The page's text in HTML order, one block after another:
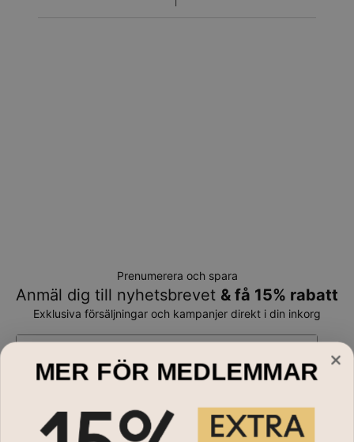
Prenumerera och spara
Anmäl dig till nyhetsbrevet & få 15% rabatt
Exklusiva försäljningar och kampanjer direkt i din inkorg
Handla till
MER FÖR MEDLEMMAR